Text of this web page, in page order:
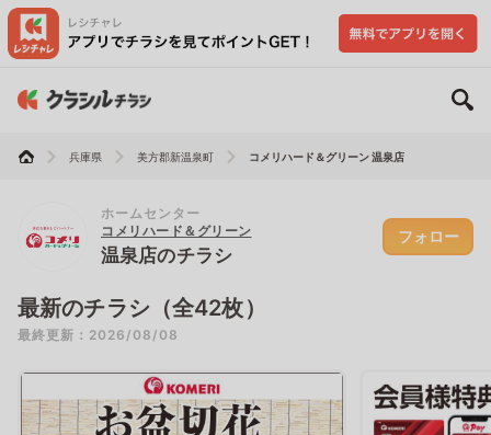
兵庫県 美方郡新温泉町 コメリハード＆グリーン 温泉店
ホームセンター
コメリハード＆グリーン
温泉店のチラシ
フォロー
最新のチラシ（全42枚）
最終更新：2026/08/08